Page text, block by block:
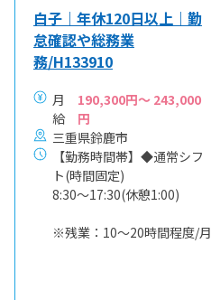
白子｜年休120日以上｜勤
怠確認や総務業
務/H133910
月
給
190,300円～ 243,000
円
三重県鈴鹿市
【勤務時間帯】◆通常シフ
ト(時間固定)
8:30〜17:30(休憩1:00)
※残業：10〜20時間程度/月